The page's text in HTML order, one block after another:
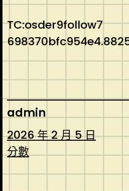
TC:osder9follow7
admin
2026 年 2 月 5 日
分數